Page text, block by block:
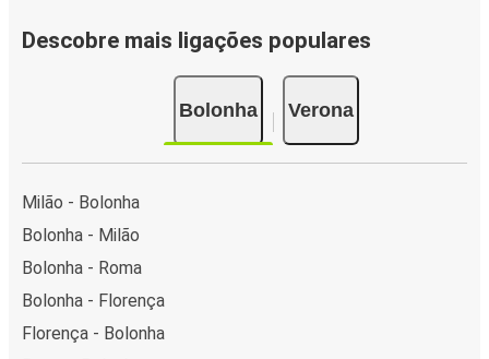
Descobre mais ligações populares
Bolonha Verona
Milão - Bolonha
Bolonha - Milão
Bolonha - Roma
Bolonha - Florença
Florença - Bolonha